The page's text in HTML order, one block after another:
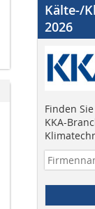
Kälte-/
2026
Finden
KKA-